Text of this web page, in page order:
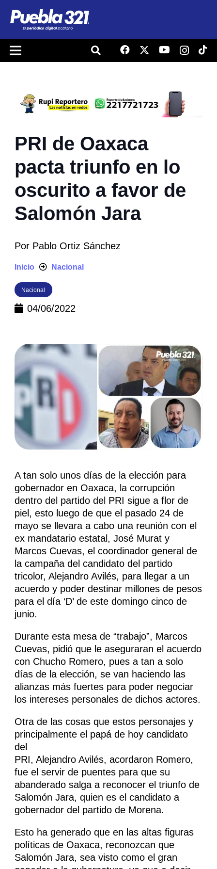
PRI de Oaxaca
pacta triunfo en lo
oscurito a favor de
Salomón Jara
Por Pablo Ortiz Sánchez
Inicio Nacional
Nacional
04/06/2022
A tan solo unos días de la elección para
gobernador en Oaxaca, la corrupción
dentro del partido del PRI sigue a flor de
piel, esto luego de que el pasado 24 de
mayo se llevara a cabo una reunión con el
ex mandatario estatal, José Murat y
Marcos Cuevas, el coordinador general de
la campaña del candidato del partido
tricolor, Alejandro Avilés, para llegar a un
acuerdo y poder destinar millones de pesos
para el día ‘D’ de este domingo cinco de
junio.
Durante esta mesa de “trabajo”, Marcos
Cuevas, pidió que le aseguraran el acuerdo
con Chucho Romero, pues a tan a solo
días de la elección, se van haciendo las
alianzas más fuertes para poder negociar
los intereses personales de dichos actores.
Otra de las cosas que estos personajes y
principalmente el papá de hoy candidato
del
PRI, Alejandro Avilés, acordaron Romero,
fue el servir de puentes para que su
abanderado salga a reconocer el triunfo de
Salomón Jara, quien es el candidato a
gobernador del partido de Morena.
Esto ha generado que en las altas figuras
políticas de Oaxaca, reconozcan que
Salomón Jara, sea visto como el gran